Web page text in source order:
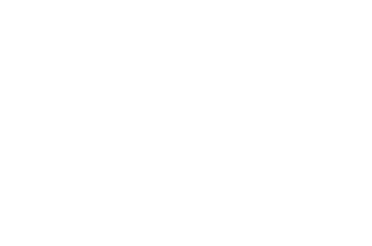
Phoenix Lite 3 est un scanner de diagnostic